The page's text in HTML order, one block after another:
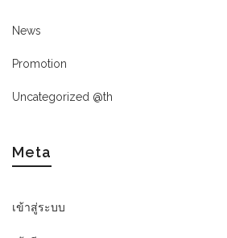
News
Promotion
Uncategorized @th
Meta
เข้าสู่ระบบ